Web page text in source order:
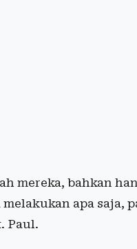
mereka, bahkan
apa saja,
Paul.